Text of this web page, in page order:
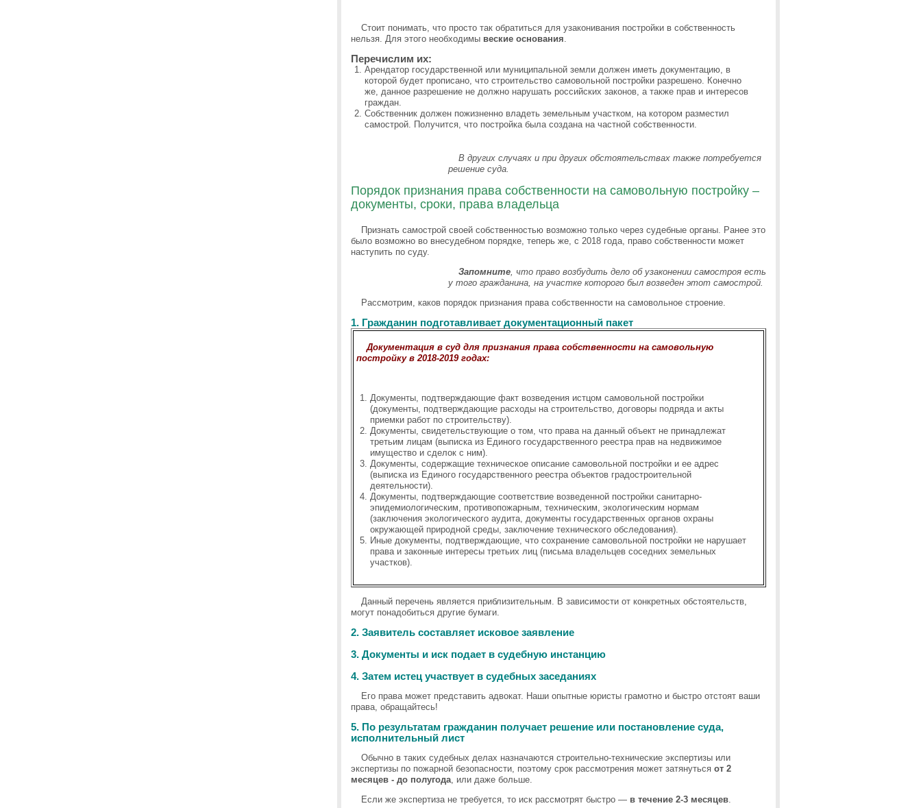
Стоит понимать, что просто так обратиться для узаконивания постройки в собственность
нельзя. Для этого необходимы веские основания.
Перечислим их:
Арендатор государственной или муниципальной земли должен иметь документацию, в
которой будет прописано, что строительство самовольной постройки разрешено. Конечно
же, данное разрешение не должно нарушать российских законов, а также прав и интересов
граждан.
Собственник должен пожизненно владеть земельным участком, на котором разместил
самострой. Получится, что постройка была создана на частной собственности.
В других случаях и при других обстоятельствах также потребуется
решение суда.
Порядок признания права собственности на самовольную постройку –
документы, сроки, права владельца
Признать самострой своей собственностью возможно только через судебные органы. Ранее это
было возможно во внесудебном порядке, теперь же, с 2018 года, право собственности может
наступить по суду.
Запомните, что право возбудить дело об узаконении самостроя есть
у того гражданина, на участке которого был возведен этот самострой.
Рассмотрим, каков порядок признания права собственности на самовольное строение.
1. Гражданин подготавливает документационный пакет
Документация в суд для признания права собственности на самовольную
постройку в 2018-2019 годах:
Документы, подтверждающие факт возведения истцом самовольной постройки
(документы, подтверждающие расходы на строительство, договоры подряда и акты
приемки работ по строительству).
Документы, свидетельствующие о том, что права на данный объект не принадлежат
третьим лицам (выписка из Единого государственного реестра прав на недвижимое
имущество и сделок с ним).
Документы, содержащие техническое описание самовольной постройки и ее адрес
(выписка из Единого государственного реестра объектов градостроительной
деятельности).
Документы, подтверждающие соответствие возведенной постройки санитарно-
эпидемиологическим, противопожарным, техническим, экологическим нормам
(заключения экологического аудита, документы государственных органов охраны
окружающей природной среды, заключение технического обследования).
Иные документы, подтверждающие, что сохранение самовольной постройки не нарушает
права и законные интересы третьих лиц (письма владельцев соседних земельных
участков).
Данный перечень является приблизительным. В зависимости от конкретных обстоятельств,
могут понадобиться другие бумаги.
2. Заявитель составляет исковое заявление
3. Документы и иск подает в судебную инстанцию
4. Затем истец участвует в судебных заседаниях
Его права может представить адвокат. Наши опытные юристы грамотно и быстро отстоят ваши
права, обращайтесь!
5. По результатам гражданин получает решение или постановление суда,
исполнительный лист
Обычно в таких судебных делах назначаются строительно-технические экспертизы или
экспертизы по пожарной безопасности, поэтому срок рассмотрения может затянуться от 2
месяцев - до полугода, или даже больше.
Если же экспертиза не требуется, то иск рассмотрят быстро — в течение 2-3 месяцев.